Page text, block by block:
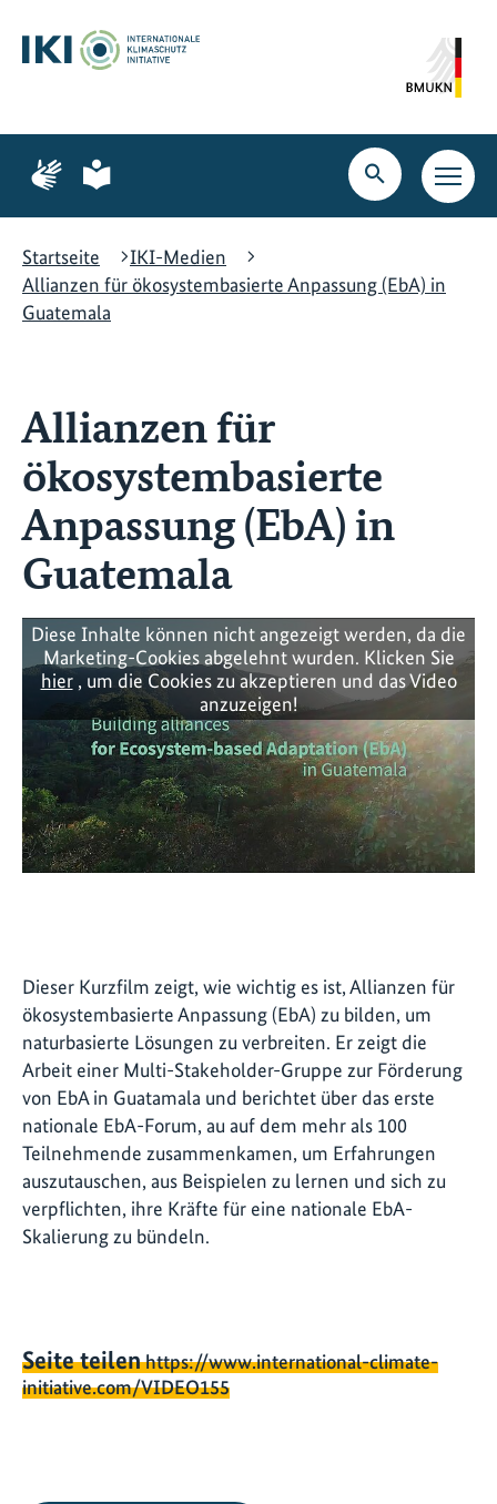
Hauptinhalt
springen
Suche
springen
Hauptnavigation
springen
Zur
Seite
Gebärdensprache
Zur
Seite
leichte
Suche
öffnen
Startseite
IKI-Medien
Allianzen für ökosystembasierte Anpassung (EbA) in
Guatemala
Allianzen für
ökosystembasierte
Anpassung (EbA) in
Guatemala
Diese Inhalte können nicht angezeigt werden, da die
Marketing-Cookies abgelehnt wurden. Klicken Sie
hier, um die Cookies zu akzeptieren und das Video
anzuzeigen!
Dieser Kurzfilm zeigt, wie wichtig es ist, Allianzen für
ökosystembasierte Anpassung (EbA) zu bilden, um
naturbasierte Lösungen zu verbreiten. Er zeigt die
Arbeit einer Multi-Stakeholder-Gruppe zur Förderung
von EbA in Guatamala und berichtet über das erste
nationale EbA-Forum, au auf dem mehr als 100
Teilnehmende zusammenkamen, um Erfahrungen
auszutauschen, aus Beispielen zu lernen und sich zu
verpflichten, ihre Kräfte für eine nationale EbA-
Skalierung zu bündeln.
Seite teilenhttps://www.international-climate-
initiative.com/VIDEO155